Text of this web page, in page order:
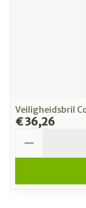
Veiligheidsbril
€ 36,26